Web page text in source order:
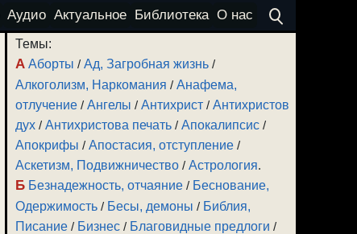
Аудио Актуальное Библиотека О нас
Темы:
А Аборты /Ад, Загробная жизнь /
Алкоголизм, Наркомания /Анафема,
отлучение /Ангелы /Антихрист /Антихристов
дух /Антихристова печать /Апокалипсис /
Апокрифы /Апостасия, отступление /
Аскетизм, Подвижничество /Астрология.
Б Безнадежность, отчаяние / Беснование,
Одержимость / Бесы, демоны / Библия,
Писание / Бизнес / Благовидные предлоги /